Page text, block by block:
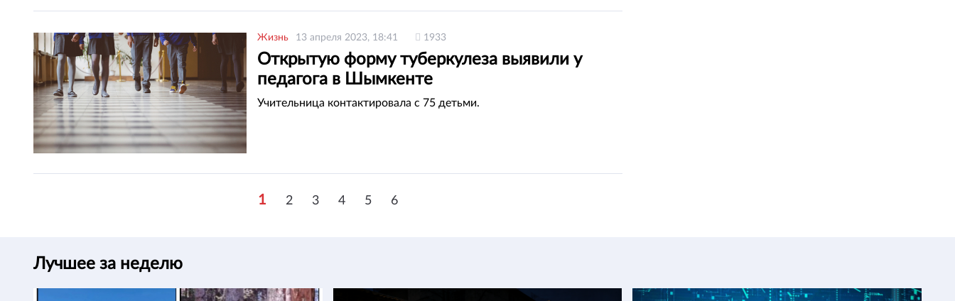
Жизнь 13 апреля 2023, 18:41 1933
Открытую форму туберкулеза выявили у
педагога в Шымкенте
Учительница контактировала с 75 детьми.
1 2 3 4 5 6
Лучшее за неделю